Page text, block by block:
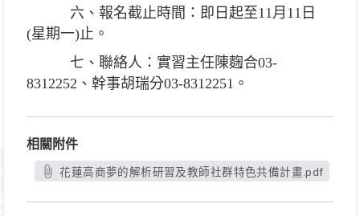
六、報名截止時間：即日起至11月11日
(星期一)止。
七、聯絡人：實習主任陳麴合03-
8312252、幹事胡瑞分03-8312251 。
相關附件
花蓮高商夢的解析研習及教師社群特色共備計畫.pdf